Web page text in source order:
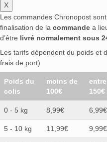
X
Les commandes Chronopost sont
finalisation de la commande a
d’être livré normalement sous
Les tarifs dépendent du poids et
frais de port)
Poids du
colis
moins de
100€
150€
0 - 5 kg 8,99€ 6,99€
5 - 10 kg 11,99€ 9,99€